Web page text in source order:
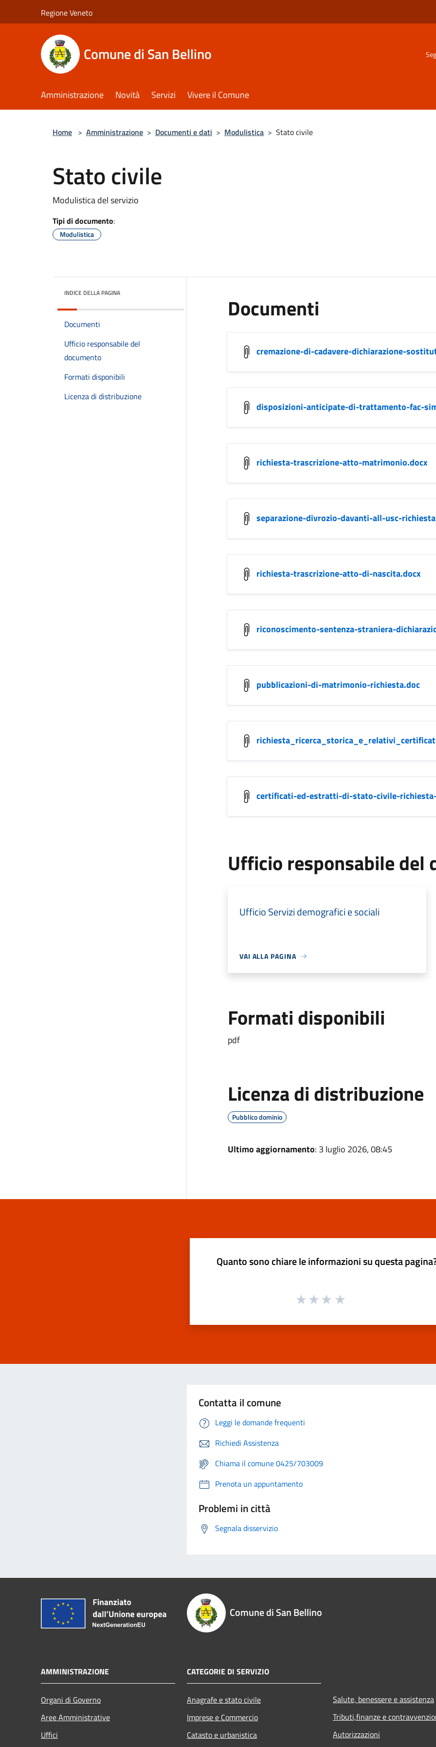
Regione Veneto
Comune di San Bellino
Amministrazione Novità Servizi Vivere il Comune
Home > Amministrazione > Documenti e dati > Modulistica > Stato civile
Stato civile
Modulistica del servizio
Tipi di documento:
Modulistica
INDICE DELLA PAGINA
Documenti
Ufficio responsabile del
documento
Formati disponibili
Licenza di distribuzione
Documenti
cremazione-di-cadavere-dichiarazione-
disposizioni-anticipate-di-trattamento-fac-
richiesta-trascrizione-atto-matrimonio.docx
separazione-divrozio-davanti-all-usc-
richiesta-trascrizione-atto-di-nascita.docx
riconoscimento-sentenza-straniera-
pubblicazioni-di-matrimonio-richiesta.doc
certificati-ed-estratti-di-stato-civile-
Ufficio responsabile del
Ufficio Servizi demografici e sociali
VAI ALLA PAGINA
Formati disponibili
pdf
Licenza di distribuzione
Pubblico dominio
Ultimo aggiornamento: 3 luglio 2026, 08:45
Quanto sono chiare le informazioni su questa
Contatta il comune
Leggi le domande frequenti
Richiedi Assistenza
Chiama il comune 0425/703009
Prenota un appuntamento
Problemi in città
Segnala disservizio
Comune di San Bellino
AMMINISTRAZIONE
Organi di Governo
Aree Amministrative
Uffici
CATEGORIE DI SERVIZIO
Anagrafe e stato civile
Imprese e Commercio
Catasto e urbanistica
Salute, benessere e assistenza
Tributi,finanze e
Autorizzazioni